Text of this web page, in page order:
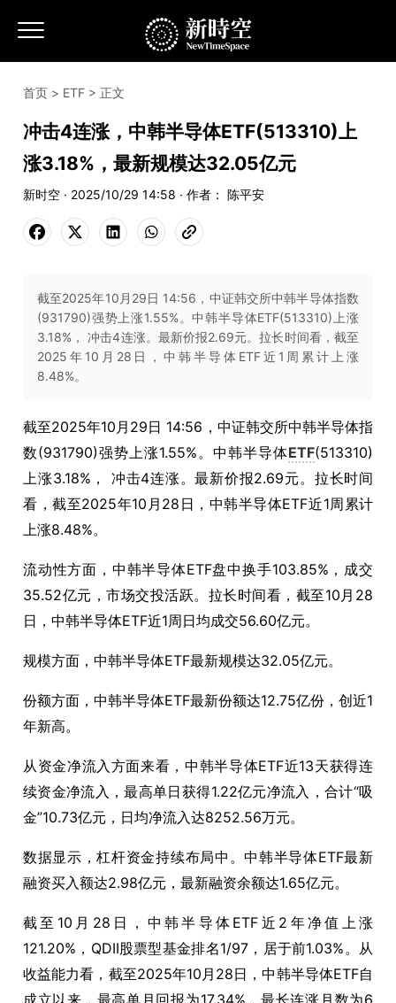
首页 > ETF > 正文
冲击4连涨，中韩半导体ETF(513310)上
涨3.18%，最新规模达32.05亿元
新时空 · 2025/10/29 14:58 · 作者： 陈平安
截至2025年10月29日 14:56，中证韩交所中韩半导体指数
(931790)强势上涨1.55%。中韩半导体ETF(513310)上涨
3.18%， 冲击4连涨。最新价报2.69元。拉长时间看，截至
2025年10月28日，中韩半导体ETF近1周累计上涨
8.48%。
截至2025年10月 29日 14:56 ，中证韩交所中韩半导体指
数(931790)强势上涨1.55%。中韩半导体ETF(513310)
上涨3.18% ， 冲击4连涨。最新价报2.69元。拉长时间
看，截至2025年10 月 28 日，中韩半导体ETF近1周累计
上涨8.48%。
流动性方面，中韩半导体ETF盘中换手103.85% ，成交
35.52亿元，市场交投活跃。拉长时间看，截至10月 28
日，中韩半导体ETF近1周日均成交56.60亿元。
规模方面，中韩半导体ETF最新规模达32.05亿元。
份额方面，中韩半导体ETF最新份额达12.75亿份，创近1
年新高。
从资金净流入方面来看，中韩半导体ETF近13天获得连
续资金净流入，最高单日获得1.22亿元净流入，合计“吸
金”10.73亿元，日均净流入达8252.56万元。
数据显示，杠杆资金持续布局中。中韩半导体ETF最新
融资买入额达2.98亿元，最新融资余额达1.65亿元。
截至 10 月 28 日，中韩半导体 ETF 近 2 年净值上涨
121.20% ， QDII股票型基金排名1/97，居于前1.03%。从
收益能力看，截至2025年10月 28日，中韩半导体ETF自
成立以来，最高单月回报为17.34% ，最长连涨月数为6